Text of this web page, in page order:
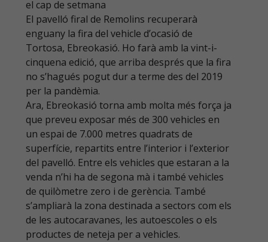
el cap de setmana
El pavelló firal de Remolins recuperarà
enguany la fira del vehicle d’ocasió de
Tortosa, Ebreokasió. Ho farà amb la vint-i-
cinquena edició, que arriba després que la fira
no s’hagués pogut dur a terme des del 2019
per la pandèmia.
Ara, Ebreokasió torna amb molta més força ja
que preveu exposar més de 300 vehicles en
un espai de 7.000 metres quadrats de
superfície, repartits entre l’interior i l’exterior
del pavelló. Entre els vehicles que estaran a la
venda n’hi ha de segona mà i també vehicles
de quilòmetre zero i de gerència. També
s’ampliarà la zona destinada a sectors com els
de les autocaravanes, les autoescoles o els
productes de neteja per a vehicles.